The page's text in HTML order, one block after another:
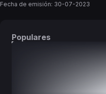
Fecha de emisión: 30-07-2023
Populares